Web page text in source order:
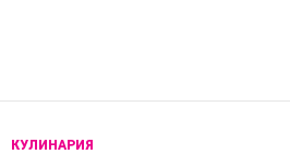
КУЛИНАРИЯ